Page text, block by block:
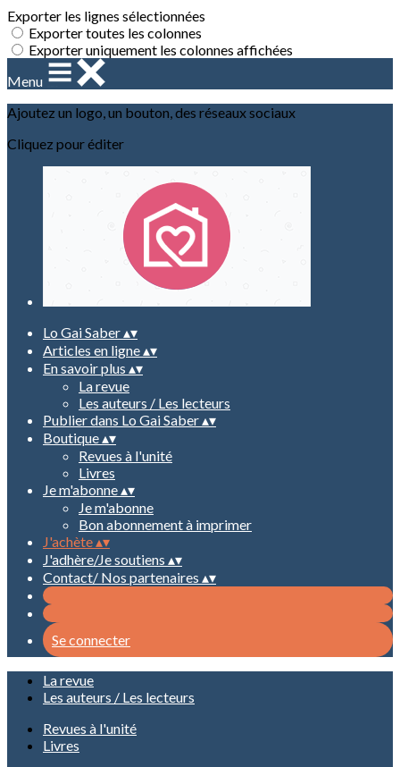
Exporter les lignes sélectionnées
Exporter toutes les colonnes
Exporter uniquement les colonnes affichées
Menu
Ajoutez un logo, un bouton, des réseaux sociaux
Cliquez pour éditer
Lo Gai Saber▴▾
Articles en ligne▴▾
En savoir plus ▴▾
La revue
Les auteurs / Les lecteurs
Publier dans Lo Gai Saber▴▾
Boutique▴▾
Revues à l'unité
Livres
Je m'abonne▴▾
Je m'abonne
Bon abonnement à imprimer
J'achète▴▾
J'adhère/Je soutiens ▴▾
Contact/ Nos partenaires ▴▾
Se connecter
La revue
Les auteurs / Les lecteurs
Revues à l'unité
Livres